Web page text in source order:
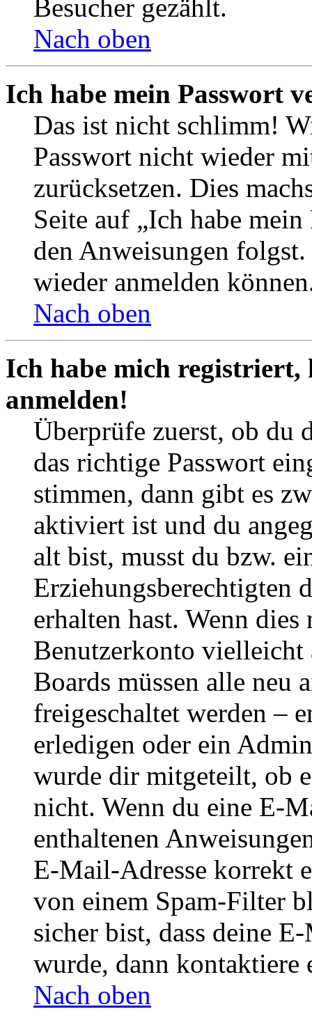
Besucher gezählt.
Nach oben
Ich habe mein Passwort
Das ist nicht schlimm!
Passwort nicht wieder
zurücksetzen. Dies
Seite auf „Ich habe
den Anweisungen
wieder anmelden
Nach oben
Ich habe mich
anmelden!
Überprüfe zuerst, ob du
das richtige Passwort
stimmen, dann gibt es
aktiviert ist und du
alt bist, musst du bzw.
Erziehungsberechtigten
erhalten hast. Wenn
Benutzerkonto
Boards müssen alle neu
freigeschaltet werden –
erledigen oder ein
wurde dir mitgeteilt, ob
nicht. Wenn du eine E-
enthaltenen
E-Mail-Adresse korrekt
von einem Spam-Filter
sicher bist, dass deine
wurde, dann kontaktiere
Nach oben